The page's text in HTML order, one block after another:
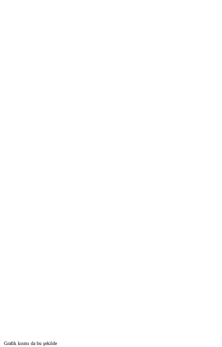
Grafik kısmı da bu şekilde